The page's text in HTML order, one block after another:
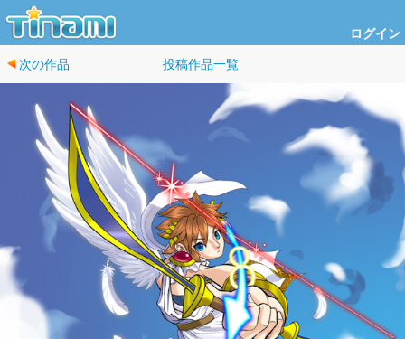
ログイン
次の作品 投稿作品一覧